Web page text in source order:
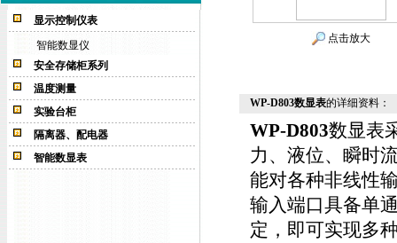
显示控制仪表
智能数显仪
安全存储柜系列
温度测量
实验台柜
隔离器、配电器
智能数显表
点击放大
WP-D803数显表的详细资料：
WP-D803数显表
力、液位、瞬时
能对各种非线性
输入端口具备单
定，即可实现多